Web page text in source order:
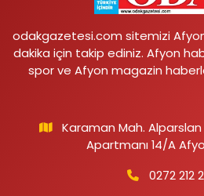
odakgazetesi.com sitemizi
dakika için takip ediniz. Afyon
spor ve Afyon magazin
Karaman Mah. Alparslan
Apartmanı 14/A
0272 212